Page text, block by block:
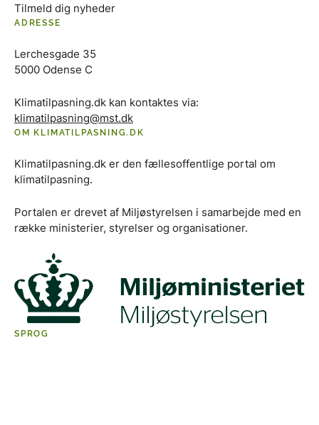
Tilmeld dig nyheder
ADRESSE
Lerchesgade 35
5000 Odense C
Klimatilpasning.dk kan kontaktes via:
klimatilpasning@mst.dk
OM KLIMATILPASNING.DK
Klimatilpasning.dk er den fællesoffentlige portal om
klimatilpasning.
Portalen er drevet af Miljøstyrelsen i samarbejde med en
række ministerier, styrelser og organisationer.
SPROG